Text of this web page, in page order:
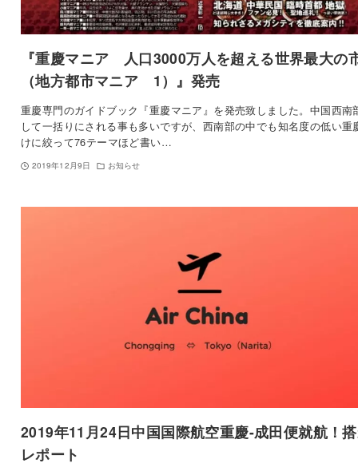
『重慶マニア 人口3000万人を超える世界最大
（地方都市マニア 1）』発売
重慶専門のガイドブック『重慶マニア』を発売致しました。中国西南
して一括りにされる事も多いですが、西南部の中でも知名度の低い重
けに絞って76テーマほど書い…
2019年12月9日 お知らせ
2019年11月24日中国国際航空重慶-成田便就航！
レポート